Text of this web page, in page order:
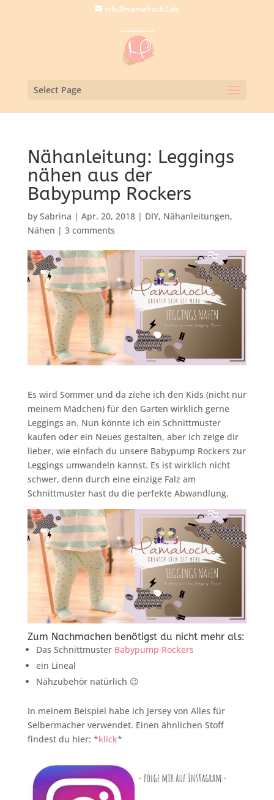
info@mamahoch2.de
Select Page
Nähanleitung: Leggings
nähen aus der
Babypump Rockers
by Sabrina | Apr. 20, 2018| DIY, Nähanleitungen,
Nähen | 3 comments
Es wird Sommer und da ziehe ich den Kids (nicht nur
meinem Mädchen) für den Garten wirklich gerne
Leggings an. Nun könnte ich ein Schnittmuster
kaufen oder ein Neues gestalten, aber ich zeige dir
lieber, wie einfach du unsere Babypump Rockers zur
Leggings umwandeln kannst. Es ist wirklich nicht
schwer, denn durch eine einzige Falz am
Schnittmuster hast du die perfekte Abwandlung.
Zum Nachmachen benötigst du nicht mehr als:
Das Schnittmuster Babypump Rockers
ein Lineal
Nähzubehör natürlich 😉
In meinem Beispiel habe ich Jersey von Alles für
Selbermacher verwendet. Einen ähnlichen Stoff
findest du hier: *klick*